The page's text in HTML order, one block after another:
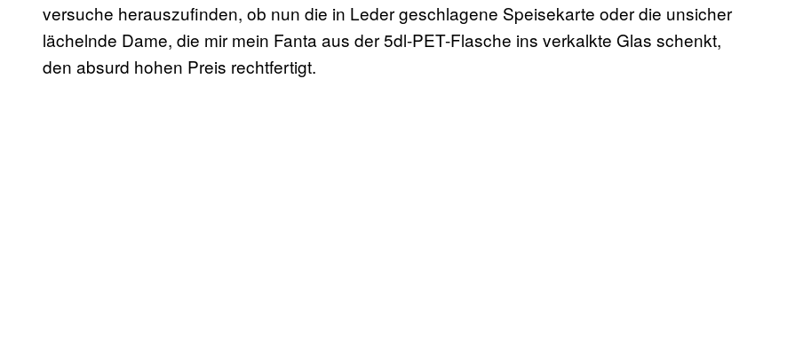
versuche herauszufinden, ob nun die in Leder geschlagene Speisekarte oder die unsicher
lächelnde Dame, die mir mein Fanta aus der 5dl-PET-Flasche ins verkalkte Glas schenkt,
den absurd hohen Preis rechtfertigt.